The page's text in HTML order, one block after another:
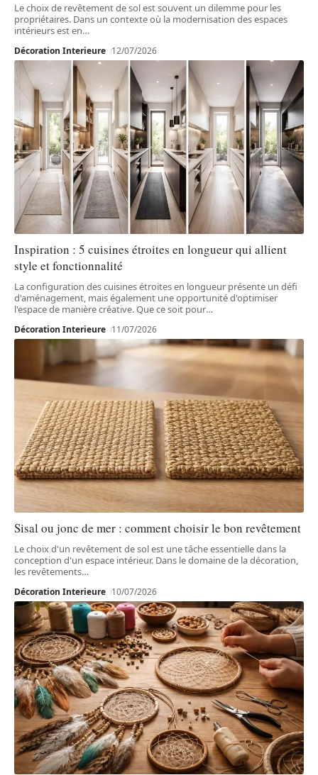
Le choix de revêtement de sol est souvent un dilemme pour les
propriétaires. Dans un contexte où la modernisation des espaces
intérieurs est en…
Décoration Interieure 12/07/2026
Inspiration : 5 cuisines étroites en longueur qui allient
style et fonctionnalité
La configuration des cuisines étroites en longueur présente un défi
d'aménagement, mais également une opportunité d'optimiser
l'espace de manière créative. Que ce soit pour…
Décoration Interieure 11/07/2026
Sisal ou jonc de mer : comment choisir le bon revêtement
Le choix d'un revêtement de sol est une tâche essentielle dans la
conception d'un espace intérieur. Dans le domaine de la décoration,
les revêtements…
Décoration Interieure 10/07/2026